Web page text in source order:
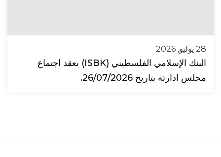
28 يوليو, 2026
البنك الإسلامي الفلسطيني (ISBK) يعقد اجتماع
مجلس ادارته بتاريخ 26/07/2026.